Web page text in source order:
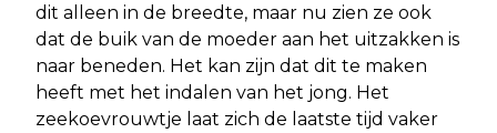
dit alleen in de breedte, maar nu zien ze ook
dat de buik van de moeder aan het uitzakken is
naar beneden. Het kan zijn dat dit te maken
heeft met het indalen van het jong. Het
zeekoevrouwtje laat zich de laatste tijd vaker